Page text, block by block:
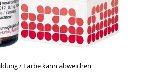
/ Farbe kann abweichen